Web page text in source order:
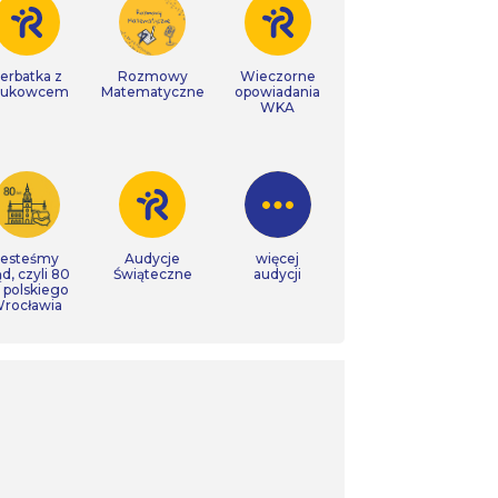
z
Rozmowy
Matematyczne
Wieczorne
opowiadania
WKA
czyli 80
polskiego
Audycje
Świąteczne
więcej
audycji